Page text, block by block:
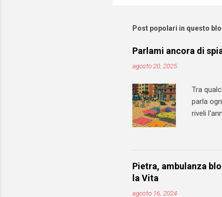
Post popolari in questo
Parlami ancora di
agosto 20, 2025
Tra
parla
riveli
mio
ma in
lido. In
Pietra, ambulanza
la Vita
agosto 16, 2024